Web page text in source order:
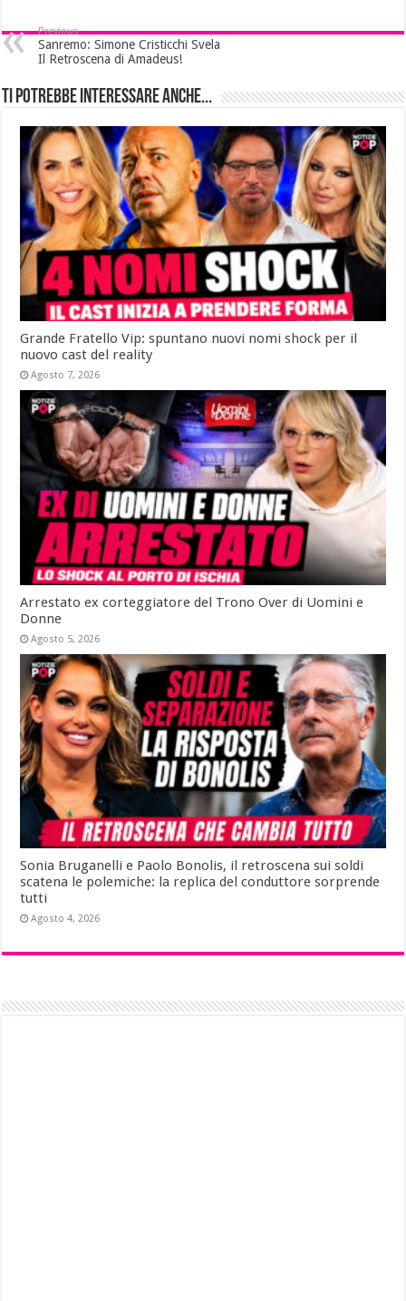
Previous
Sanremo: Simone Cristicchi Svela
Il Retroscena di Amadeus!
Ti potrebbe interessare anche...
Grande Fratello Vip: spuntano nuovi nomi shock per il
nuovo cast del reality
Agosto 7, 2026
Arrestato ex corteggiatore del Trono Over di Uomini e
Donne
Agosto 5, 2026
Sonia Bruganelli e Paolo Bonolis, il retroscena sui soldi
scatena le polemiche: la replica del conduttore sorprende
tutti
Agosto 4, 2026